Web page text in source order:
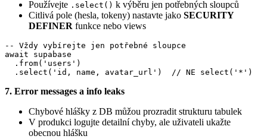
Používejte .select() k výběru jen potřebných sloupců
Citlivá pole (hesla, tokeny) nastavte jako SECURITY
DEFINER funkce nebo views
-- Vždy vybírejte jen potřebné sloupce
await supabase
  .from('users')
  .select('id, name, avatar_url')  // NE select('*')
7. Error messages a info leaks
Chybové hlášky z DB můžou prozradit strukturu tabulek
V produkci logujte detailní chyby, ale uživateli ukažte
obecnou hlášku